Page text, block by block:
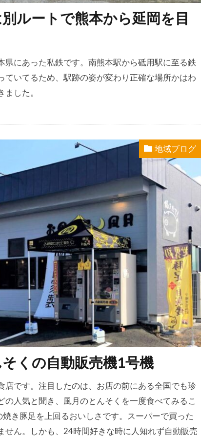
ルートで熊本から延岡を目
にあった私鉄です。南熊本駅から砥用駅に至る鉄
いてるため、駅跡の姿が変わり正確な場所かはわ
した。
地域ブログ
くの自動販売機1号機
です。注目したのは、お店の前にある全国でも珍
人気と聞き、風月のとんそくを一度食べてみるこ
き豚足を上回るおいしさです。スーパーで買った
ん。しかも、24時間好きな時に人知れず自動販売